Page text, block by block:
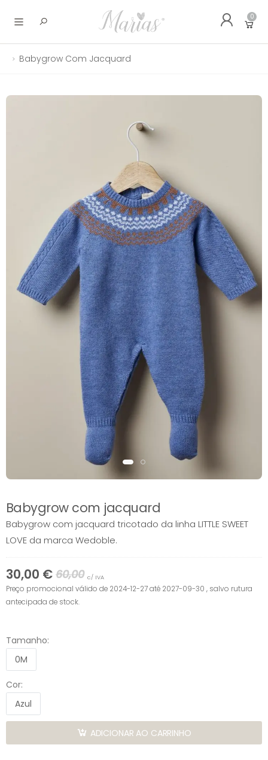
Abrir menu
0
Babygrow Com Jacquard
Babygrow com jacquard
Babygrow com jacquard tricotado da linha LITTLE SWEET
LOVE da marca Wedoble.
30,00 € 60,00 c/ IVA
Preço promocional válido de 2024-12-27 até 2027-09-30 , salvo rutura
antecipada de stock.
Tamanho:
0M
Cor:
Azul
ADICIONAR AO CARRINHO